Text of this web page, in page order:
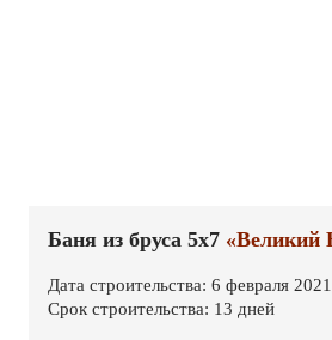
Баня из бруса 5х7 «Великий
Дата строительства: 6 февраля 2021
Срок строительства: 13 дней